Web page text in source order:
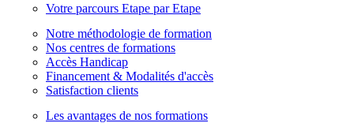
Votre parcours Etape par Etape
Notre méthodologie de formation
Nos centres de formations
Accès Handicap
Financement & Modalités d'accès
Satisfaction clients
Les avantages de nos formations